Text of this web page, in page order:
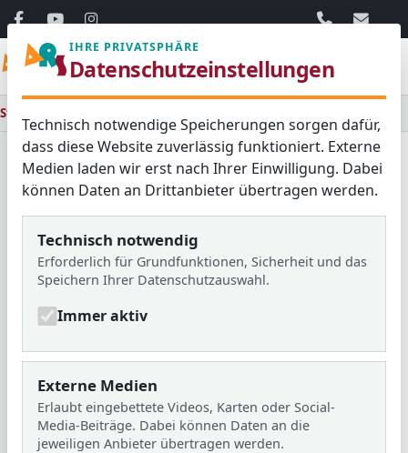
06103 / 30
Startseite
KURZ INFORMIERT
Aktuelles aus der Schule
18.03.2026
Frau Schüler und die
Schülerbücherei
© ARS
25.03.2026
Unser Frühlingsfest 2013
IHRE PRIVATSPHÄRE
Datenschutzeinstellungen
Technisch notwendige Speicherungen sorgen dafür,
dass diese Website zuverlässig funktioniert. Externe
Medien laden wir erst nach Ihrer Einwilligung. Dabei
können Daten an Drittanbieter übertragen werden.
Technisch notwendig
Erforderlich für Grundfunktionen, Sicherheit und das
Speichern Ihrer Datenschutzauswahl.
Immer aktiv
Externe Medien
Erlaubt eingebettete Videos, Karten oder Social-
Media-Beiträge. Dabei können Daten an die
jeweiligen Anbieter übertragen werden.